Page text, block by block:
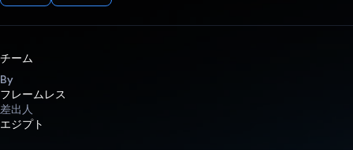
チーム
By
フレームレス
差出人
エジプト